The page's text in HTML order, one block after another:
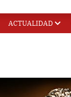
ACTUALIDAD